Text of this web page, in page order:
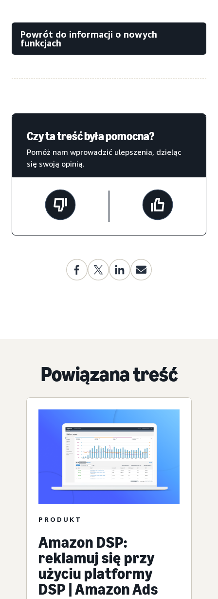
Powrót do informacji o nowych
funkcjach
Czy ta treść była pomocna?
Pomóż nam wprowadzić ulepszenia, dzieląc
się swoją opinią.
Powiązana treść
PRODUKT
Amazon DSP:
reklamuj się przy
użyciu platformy
DSP | Amazon Ads